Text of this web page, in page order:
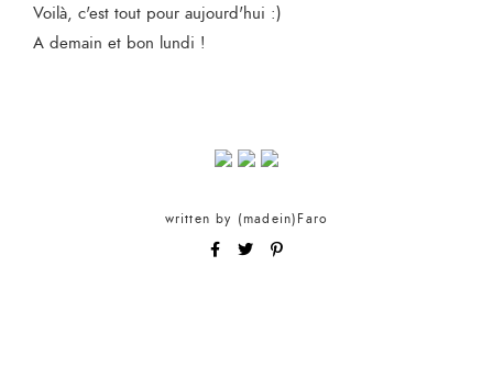
Voilà, c'est tout pour aujourd'hui :)
A demain et bon lundi !
written by (madein)Faro